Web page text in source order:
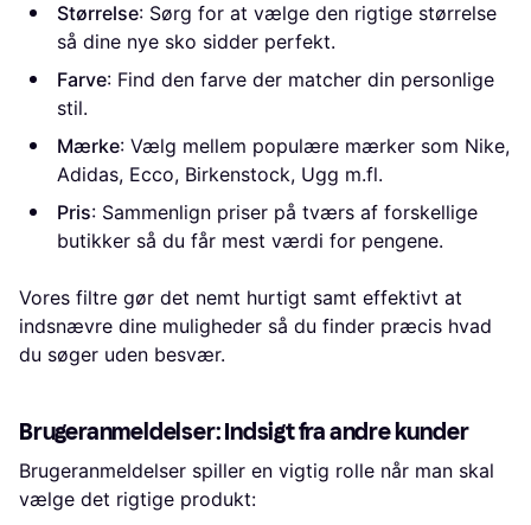
Størrelse: Sørg for at vælge den rigtige størrelse
så dine nye sko sidder perfekt.
Farve: Find den farve der matcher din personlige
stil.
Mærke: Vælg mellem populære mærker som Nike,
Adidas, Ecco, Birkenstock, Ugg m.fl.
Pris: Sammenlign priser på tværs af forskellige
butikker så du får mest værdi for pengene.
Vores filtre gør det nemt hurtigt samt effektivt at
indsnævre dine muligheder så du finder præcis hvad
du søger uden besvær.
Brugeranmeldelser: Indsigt fra andre kunder
Brugeranmeldelser spiller en vigtig rolle når man skal
vælge det rigtige produkt: